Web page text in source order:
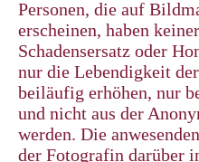
Personen, die auf
erscheinen, haben
Schadensersatz oder
nur die Lebendigkeit
beiläufig erhöhen, nur
und nicht aus der
werden. Die
der Fotografin darüber